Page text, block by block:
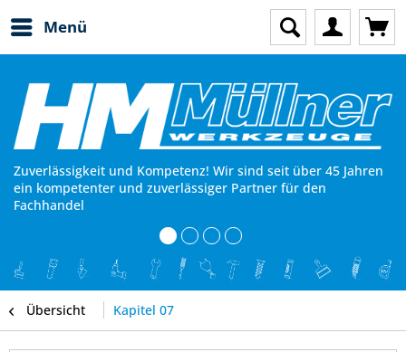
Menü
Zuverlässigkeit und Kompetenz! Wir sind seit über 45 Jahren
ein kompetenter und zuverlässiger Partner für den
Fachhandel
Übersicht Kapitel 07